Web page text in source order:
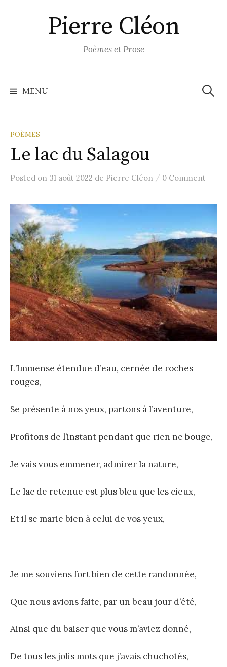
Pierre Cléon
Poèmes et Prose
MENU
POÈMES
Le lac du Salagou
Posted on 31 août 2022 de Pierre Cléon / 0 Comment
L’Immense étendue d’eau, cernée de roches
rouges,
Se présente à nos yeux, partons à l’aventure,
Profitons de l’instant pendant que rien ne bouge,
Je vais vous emmener, admirer la nature,
Le lac de retenue est plus bleu que les cieux,
Et il se marie bien à celui de vos yeux,
–
Je me souviens fort bien de cette randonnée,
Que nous avions faite, par un beau jour d’été,
Ainsi que du baiser que vous m’aviez donné,
De tous les jolis mots que j’avais chuchotés,